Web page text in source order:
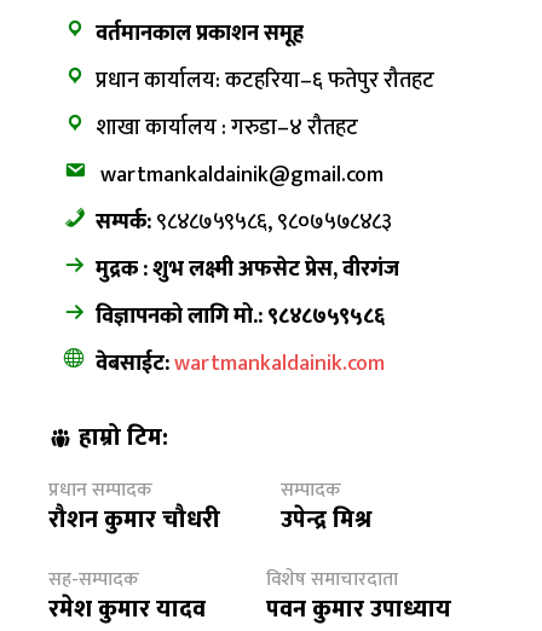
वर्तमानकाल प्रकाशन समूह
प्रधान कार्यालय: कटहरिया–६ फतेपुर रौतहट
शाखा कार्यालय : गरुडा–४ रौतहट
wartmankaldainik@gmail.com
सम्पर्क:९८४८७५९५८६, ९८०७५७८४८३
मुद्रक : शुभ लक्ष्मी अफसेट प्रेस, वीरगंज
विज्ञापनको लागि मो.: ९८४८७५९५८६
वेबसाईट:wartmankaldainik.com
हाम्रो टिम:
प्रधान सम्पादक
रौशन कुमार चौधरी
सम्पादक
उपेन्द्र मिश्र
सह-सम्पादक
रमेश कुमार यादव
विशेष समाचारदाता
पवन कुमार उपाध्याय